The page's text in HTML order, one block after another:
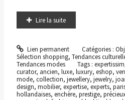
Lire la suite
Lien permanent Catégories :
Sélection shopping, Tendances
Tendances modes
Tags :expertissim
curator, ancien, luxe, luxury, eshop,
mode, collection, jewellery, jewelry,
design, mobilier, expertise, experts,
hollandaises, enchère, prestige,